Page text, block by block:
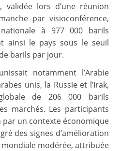
validée lors d’une réunion
par visioconférence,
à 977 000 barils
ainsi le pays sous le seuil
barils par jour.
notamment l’Arabie
unis, la Russie et l’Irak,
de 206 000 barils
marchés. Les participants
un contexte économique
des signes d’amélioration
modérée, attribuée